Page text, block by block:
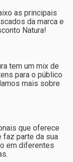
as principais
da marca e
Natura!
tem um mix de
para o público
mais sobre
que oferece
faz parte da sua
em diferentes